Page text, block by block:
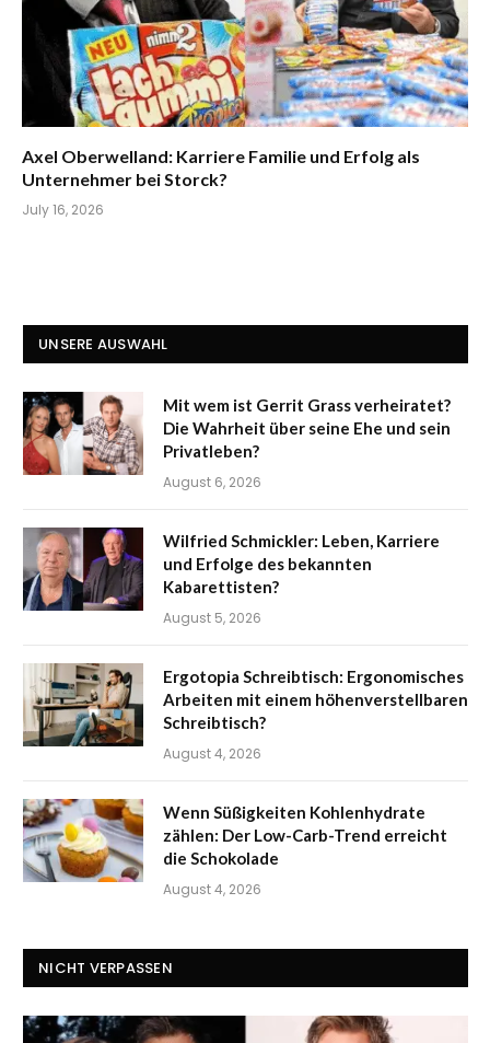
Axel Oberwelland: Karriere Familie und Erfolg als
Unternehmer bei Storck?
July 16, 2026
UNSERE AUSWAHL
Mit wem ist Gerrit Grass verheiratet?
Die Wahrheit über seine Ehe und sein
Privatleben?
August 6, 2026
Wilfried Schmickler: Leben, Karriere
und Erfolge des bekannten
Kabarettisten?
August 5, 2026
Ergotopia Schreibtisch: Ergonomisches
Arbeiten mit einem höhenverstellbaren
Schreibtisch?
August 4, 2026
Wenn Süßigkeiten Kohlenhydrate
zählen: Der Low-Carb-Trend erreicht
die Schokolade
August 4, 2026
NICHT VERPASSEN